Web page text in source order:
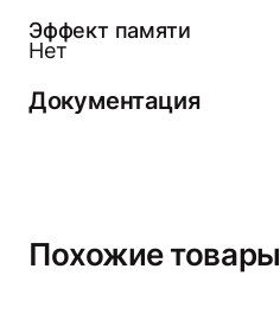
Эффект памяти
Нет
Документация
Похожие товары